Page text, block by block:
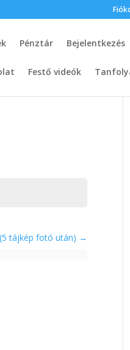
Pénztár Bejelentkezés
Festő videók
tájkép fotó után)